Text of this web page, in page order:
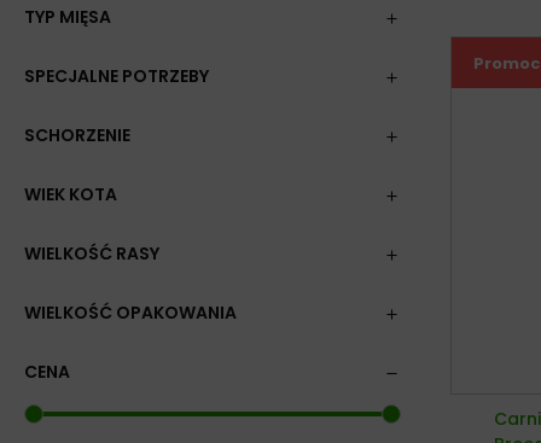
TYP MIĘSA
SPECJALNE POTRZEBY
SCHORZENIE
WIEK KOTA
WIELKOŚĆ RASY
WIELKOŚĆ OPAKOWANIA
CENA